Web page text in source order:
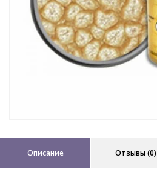
Описание Отзывы (0)